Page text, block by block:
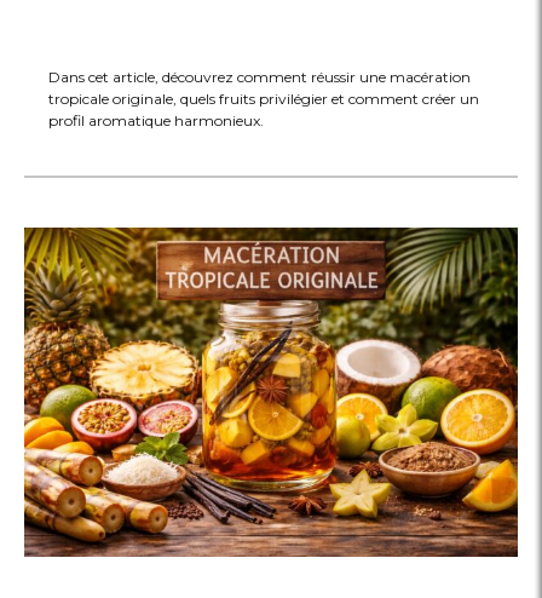
Dans cet article, découvrez comment réussir une macération
tropicale originale, quels fruits privilégier et comment créer un
profil aromatique harmonieux.